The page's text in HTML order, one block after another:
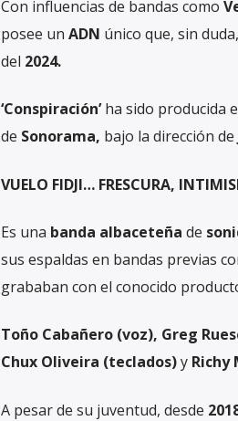
Con influencias de bandas como
posee un ADN único que, sin
del 2024.
‘Conspiración’ha sido producida
de Sonorama, bajo la dirección de
VUELO FIDJI… FRESCURA,
Es una banda albaceteña de
sus espaldas en bandas previas
grababan con el conocido
Toño Cabañero (voz), Greg
Chux Oliveira (teclados)yRichy
A pesar de su juventud, desde